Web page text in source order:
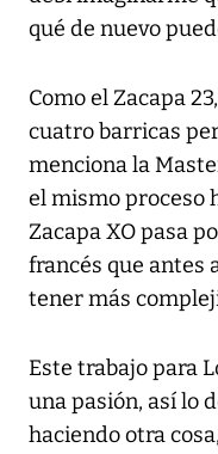
qué de nuevo
Como el Zacapa
cuatro barricas
menciona la
el mismo proceso
Zacapa XO pasa
francés que antes
tener más
Este trabajo para
una pasión, así lo
haciendo otra